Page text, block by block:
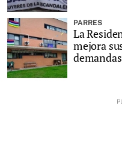
PARRES
La
mejora